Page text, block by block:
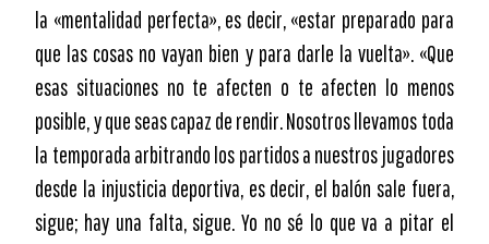
la «mentalidad perfecta», es decir, «estar preparado para
que las cosas no vayan bien y para darle la vuelta». «Que
esas situaciones no te afecten o te afecten lo menos
posible, y que seas capaz de rendir. Nosotros llevamos toda
la temporada arbitrando los partidos a nuestros jugadores
desde la injusticia deportiva, es decir, el balón sale fuera,
sigue; hay una falta, sigue. Yo no sé lo que va a pitar el